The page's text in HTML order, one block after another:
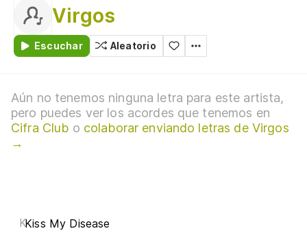
Virgos
Escuchar Aleatorio
Aún no tenemos ninguna letra para este artista,
pero puedes ver los acordes que tenemos en
Cifra Club o colaborar enviando letras de Virgos
→
KKiss My Disease